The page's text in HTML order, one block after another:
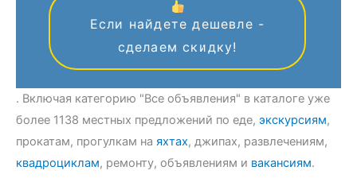
Если найдете дешевле -
сделаем скидку!
. Включая категорию "Все объявления" в каталоге уже
более 1138 местных предложений по еде, экскурсиям,
прокатам, прогулкам на яхтах, джипах, развлечениям,
квадроциклам, ремонту, объявлениям и вакансиям.